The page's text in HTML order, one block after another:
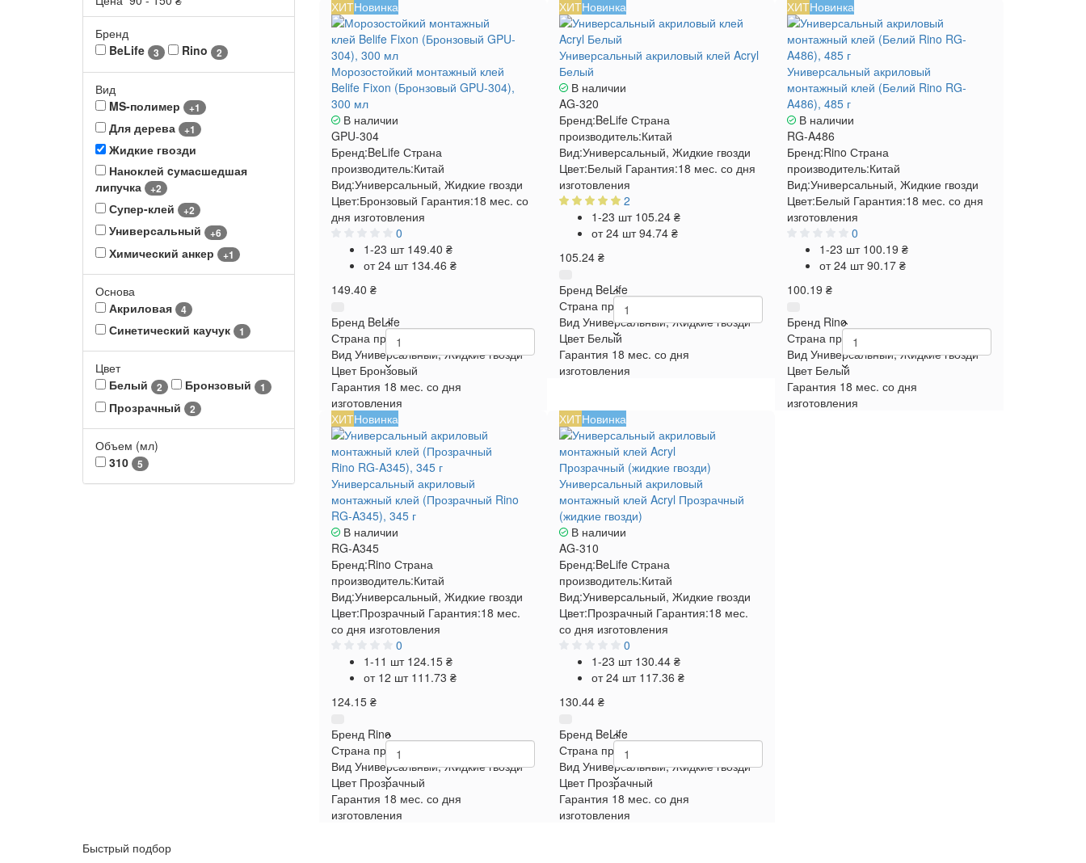
Бренд
BeLife
3 Rino 2
Вид
MS-полимер
+1
Для дерева +1
Жидкие гвозди
Наноклей cумасшедшая
липучка
+2
Супер-клей +2
Универсальный +6
Химический анкер +1
Основа
Акриловая
4
Синетический каучук 1
Цвет
Белый
2 Бронзовый 1
Прозрачный 2
Объем (мл)
310
5
ХИТНовинка
Морозостойкий монтажный клей
Belife Fixon (Бронзовый GPU-304),
300 мл
В наличии
GPU-304
Бренд:BeLife Страна
производитель:Китай
Вид:Универсальный, Жидкие гвозди
Цвет:Бронзовый Гарантия:18 мес. со
дня изготовления
0
1-23 шт 149.40 ₴
от 24 шт 134.46 ₴
149.40 ₴
Бренд BeLife
Страна производитель
Вид Универсальный, Жидкие гвозди
Цвет Бронзовый
Гарантия 18 мес. со дня
изготовления
ХИТНовинка
Универсальный акриловый клей Acryl
Белый
В наличии
AG-320
Бренд:BeLife Страна
производитель:Китай
Вид:Универсальный, Жидкие гвозди
Цвет:Белый Гарантия:18 мес. со дня
изготовления
2
1-23 шт 105.24 ₴
от 24 шт94.74 ₴
105.24 ₴
Бренд BeLife
Страна производитель
Вид Универсальный, Жидкие гвозди
Цвет Белый
Гарантия 18 мес. со дня
изготовления
ХИТНовинка
Универсальный акриловый
монтажный клей (Белий Rino RG-
A486), 485 г
В наличии
RG-A486
Бренд:Rino Страна
производитель:Китай
Вид:Универсальный, Жидкие гвозди
Цвет:Белый Гарантия:18 мес. со дня
изготовления
0
1-23 шт 100.19 ₴
от 24 шт90.17 ₴
100.19 ₴
Бренд Rino
Страна производитель
Вид Универсальный, Жидкие гвозди
Цвет Белый
Гарантия 18 мес. со дня
изготовления
ХИТНовинка
Универсальный акриловый
монтажный клей (Прозрачный Rino
RG-A345), 345 г
В наличии
RG-A345
Бренд:Rino Страна
производитель:Китай
Вид:Универсальный, Жидкие гвозди
Цвет:Прозрачный Гарантия:18 мес.
со дня изготовления
0
1-11 шт 124.15 ₴
от 12 шт 111.73 ₴
124.15 ₴
Бренд Rino
Страна производитель
Вид Универсальный, Жидкие гвозди
Цвет Прозрачный
Гарантия 18 мес. со дня
изготовления
ХИТНовинка
Универсальный акриловый
монтажный клей Acryl Прозрачный
(жидкие гвозди)
В наличии
AG-310
Бренд:BeLife Страна
производитель:Китай
Вид:Универсальный, Жидкие гвозди
Цвет:Прозрачный Гарантия:18 мес.
со дня изготовления
0
1-23 шт 130.44 ₴
от 24 шт 117.36 ₴
130.44 ₴
Бренд BeLife
Страна производитель
Вид Универсальный, Жидкие гвозди
Цвет Прозрачный
Гарантия 18 мес. со дня
изготовления
Быстрый подбор